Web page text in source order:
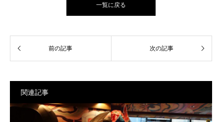
一覧に戻る
関連記事